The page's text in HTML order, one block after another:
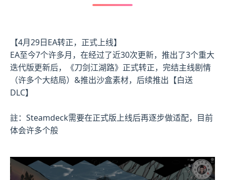
【4月29日EA转正，正式上线】
EA至今7个许多月，在经过了近30次更新，推出了3个重大
迭代版更新后，《刀剑江湖路》正式转正，完结主线剧情
（许多个大结局）&推出沙盒素材，后续推出【白送
DLC】
註：Steamdeck需要在正式版上线后再逐步做适配，目前
体会许多个般